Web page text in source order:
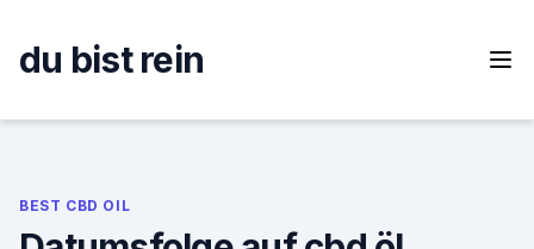
content
du bist rein
BEST CBD OIL